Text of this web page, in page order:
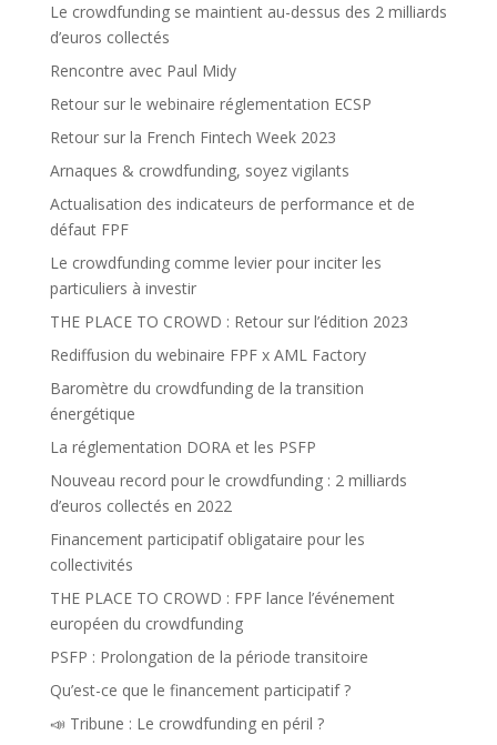
Le crowdfunding se maintient au-dessus des 2 milliards
d’euros collectés
Rencontre avec Paul Midy
Retour sur le webinaire réglementation ECSP
Retour sur la French Fintech Week 2023
Arnaques & crowdfunding, soyez vigilants
Actualisation des indicateurs de performance et de
défaut FPF
Le crowdfunding comme levier pour inciter les
particuliers à investir
THE PLACE TO CROWD : Retour sur l’édition 2023
Rediffusion du webinaire FPF x AML Factory
Baromètre du crowdfunding de la transition
énergétique
La réglementation DORA et les PSFP
Nouveau record pour le crowdfunding : 2 milliards
d’euros collectés en 2022
Financement participatif obligataire pour les
collectivités
THE PLACE TO CROWD : FPF lance l’événement
européen du crowdfunding
PSFP : Prolongation de la période transitoire
Qu’est-ce que le financement participatif ?
📣 Tribune : Le crowdfunding en péril ?